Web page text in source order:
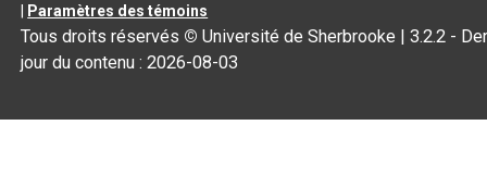
Paramètres des témoins
Tous droits réservés © Université de Sherbrooke |3.2.2 -
jour du contenu :2026-08-03